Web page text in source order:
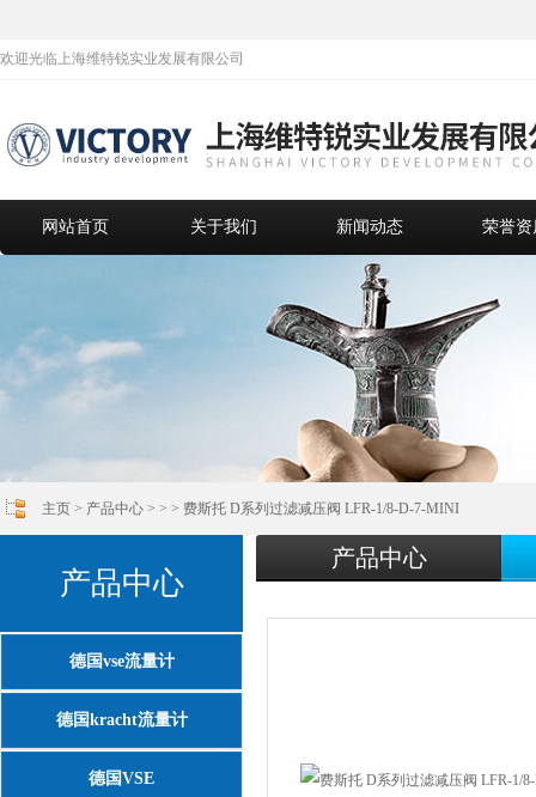
欢迎光临上海维特锐实业发展有限公司
网站首页 关于我们 新闻动态 荣誉资
主页 > 产品中心 > > > 费斯托 D系列过滤减压阀 LFR-1/8-D-7-MINI
产品中心
德国vse流量计
德国kracht流量计
德国VSE
产品中心